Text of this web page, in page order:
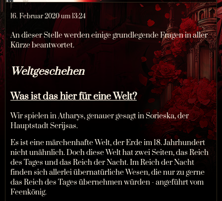
16. Februar 2020 um 13:24
An dieser Stelle werden einige grundlegende Fragen in aller
Kürze beantwortet.
Weltgeschehen
Was ist das hier für eine Welt?
Wir spielen in Atharys, genauer gesagt in Sorieska, der
Hauptstadt Serijsas.
Es ist eine märchenhafte Welt, der Erde im 18. Jahrhundert
nicht unähnlich. Doch diese Welt hat zwei Seiten, das Reich
des Tages und das Reich der Nacht. Im Reich der Nacht
finden sich allerlei übernatürliche Wesen, die nur zu gerne
das Reich des Tages übernehmen würden - angeführt vom
Feenkönig.